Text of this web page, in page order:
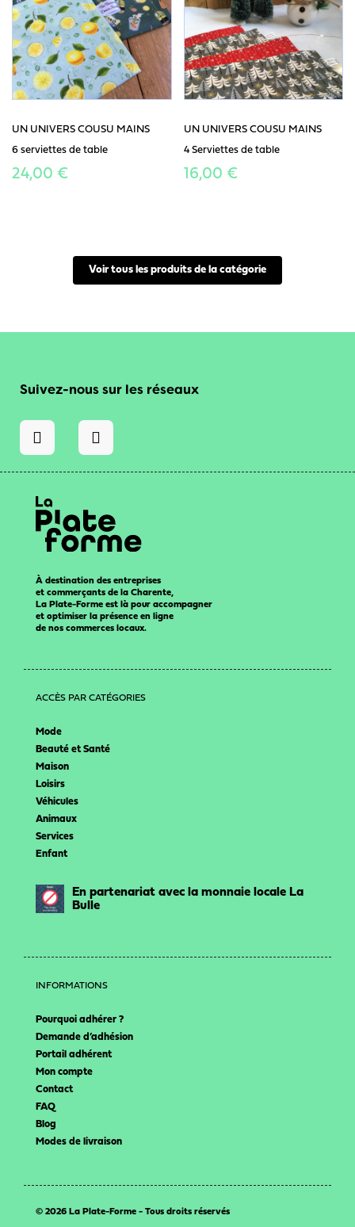
UN UNIVERS COUSU MAINS
6 serviettes de table
24,00 €
UN UNIVERS COUSU MAINS
4 Serviettes de table
16,00 €
Voir tous les produits de la catégorie
Suivez-nous sur les réseaux
À destination des entreprises
et commerçants de la Charente,
La Plate-Forme est là pour accompagner
et optimiser la présence en ligne
de nos commerces locaux.
ACCÈS PAR CATÉGORIES
Mode
Beauté et Santé
Maison
Loisirs
Véhicules
Animaux
Services
Enfant
En partenariat avec la monnaie locale La
Bulle
INFORMATIONS
Pourquoi adhérer ?
Demande d’adhésion
Portail adhérent
Mon compte
Contact
FAQ
Blog
Modes de livraison
© 2026 La Plate-Forme - Tous droits réservés